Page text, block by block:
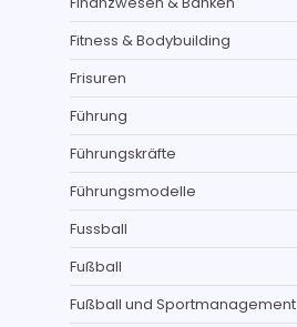
Fitness & Bodybuilding
Frisuren
Führung
Führungskräfte
Führungsmodelle
Fussball
Fußball
Fußball und Sportmanagement